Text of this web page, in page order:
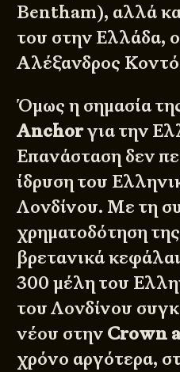
Bentham), αλλά
του στην Ελλάδα,
Αλέξανδρος
Όμως η σημασία
Anchorγια την
Επανάσταση δεν
ίδρυση του
Λονδίνου. Με τη
χρηματοδότηση
βρετανικά
300 μέλη του
του Λονδίνου
νέου στην Crown
χρόνο αργότερα,